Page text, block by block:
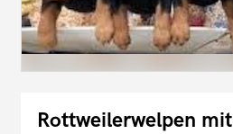
Rottweilerwelpen